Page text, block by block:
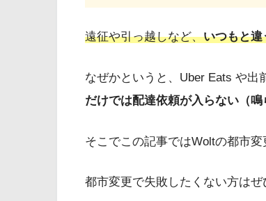
遠征や引っ越しなど、いつもと
なぜかというと、Uber Eats や出
だけでは配達依頼が入らない（
そこでこの記事ではWoltの都市
都市変更で失敗したくない方はぜ